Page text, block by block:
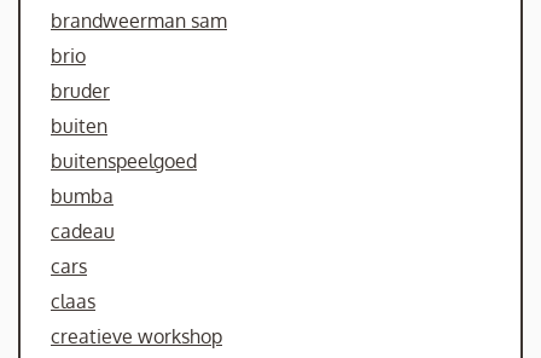
brandweerman sam
brio
bruder
buiten
buitenspeelgoed
bumba
cadeau
cars
claas
creatieve workshop